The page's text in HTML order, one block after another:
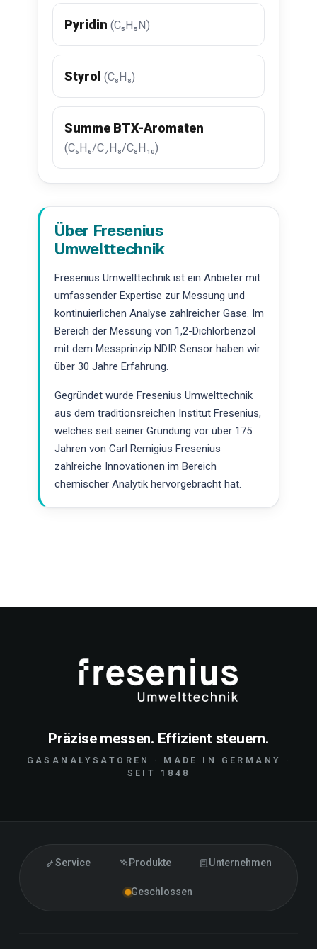
Pyridin (C₅H₅N)
Styrol (C₈H₈)
Summe BTX-Aromaten
(C₆H₆/C₇H₈/C₈H₁₀)
Über Fresenius
Umwelttechnik
Fresenius Umwelttechnik ist ein Anbieter mit
umfassender Expertise zur Messung und
kontinuierlichen Analyse zahlreicher Gase. Im
Bereich der Messung von 1,2-Dichlorbenzol
mit dem Messprinzip NDIR Sensor haben wir
über 30 Jahre Erfahrung.
Gegründet wurde Fresenius Umwelttechnik
aus dem traditionsreichen Institut Fresenius,
welches seit seiner Gründung vor über 175
Jahren von Carl Remigius Fresenius
zahlreiche Innovationen im Bereich
chemischer Analytik hervorgebracht hat.
Präzise messen. Effizient steuern.
GASANALYSATOREN · MADE IN GERMANY ·
SEIT 1848
Service Produkte Unternehmen
Geschlossen